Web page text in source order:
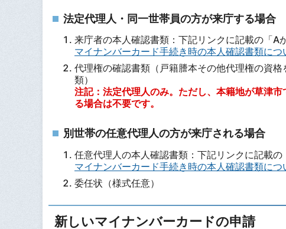
法定代理人・同一世帯員の方が来庁する場合
来庁者の本人確認書類：下記リンクに記載の「A
マイナンバーカード手続き時の本人確認書類につ
代理権の確認書類（戸籍謄本その他代理権の資格
注記：法定代理人のみ。ただし、本籍地が草津
る場合は不要です。
別世帯の任意代理人の方が来庁される場合
任意代理人の本人確認書類：下記リンクに記載の
マイナンバーカード手続き時の本人確認書類につ
委任状（様式任意）
新しいマイナンバーカードの申請